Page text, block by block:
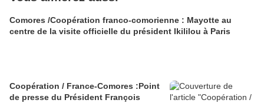
Comores /Coopération franco-comorienne : Mayotte au
centre de la visite officielle du président Ikililou à Paris
Coopération / France-Comores :Point
de presse du Président François